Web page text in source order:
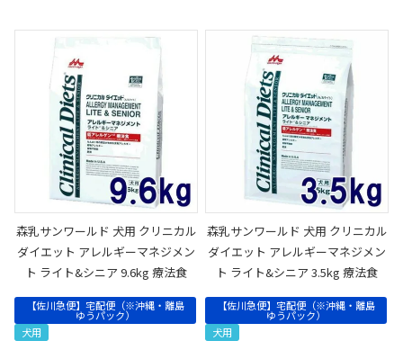
森乳サンワールド 犬用 クリニカル
ダイエット アレルギーマネジメン
ト ライト&シニア 9.6kg 療法食
【佐川急便】宅配便（※沖縄・離島
ゆうパック）
犬用
森乳サンワールド 犬用 クリニカル
ダイエット アレルギーマネジメン
ト ライト&シニア 3.5kg 療法食
【佐川急便】宅配便（※沖縄・離島
ゆうパック）
犬用